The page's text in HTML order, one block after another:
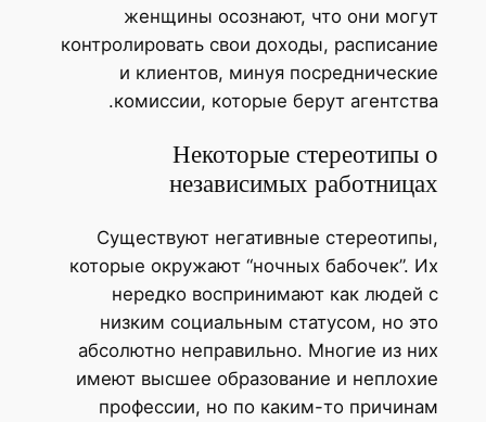
женщины осознают, что они
контролировать свои доходы,
и клиентов, минуя
комиссии, которые берут
Некоторые стереотипы
независимых
Существуют негативные
которые окружают “ночных бабочек”.
нередко воспринимают как людей
низким социальным статусом, но
абсолютно неправильно. Многие из
имеют высшее образование и
профессии, но по каким-то